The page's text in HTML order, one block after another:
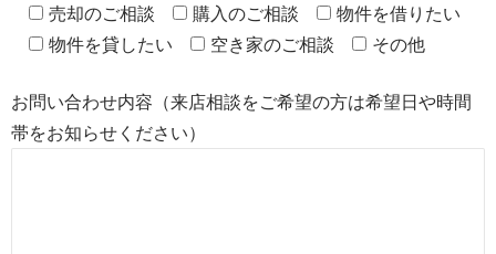
売却のご相談
購入のご相談
物件を借りたい
物件を貸したい
空き家のご相談 その他
お問い合わせ内容（来店相談をご希望の方は希望日や時間
帯をお知らせください）